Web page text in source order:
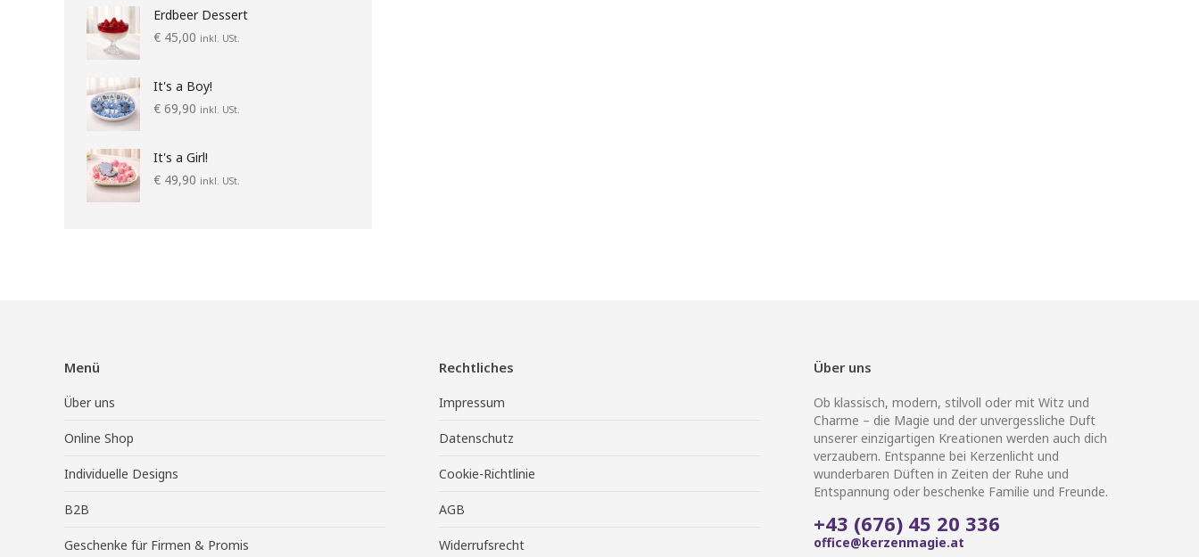
Erdbeer Dessert
€ 45,00 inkl. USt.
It's a Boy!
€ 69,90 inkl. USt.
It's a Girl!
€ 49,90 inkl. USt.
Menü
Über uns
Online Shop
Individuelle Designs
B2B
Geschenke für Firmen & Promis
Rechtliches
Impressum
Datenschutz
Cookie-Richtlinie
AGB
Widerrufsrecht
Über uns
Ob klassisch, modern, stilvoll oder mit Witz und
Charme – die Magie und der unvergessliche Duft
unserer einzigartigen Kreationen werden auch dich
verzaubern. Entspanne bei Kerzenlicht und
wunderbaren Düften in Zeiten der Ruhe und
Entspannung oder beschenke Familie und Freunde.
+43 (676) 45 20 336
office@kerzenmagie.at